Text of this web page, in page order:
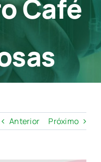
Café
Anterior Próximo